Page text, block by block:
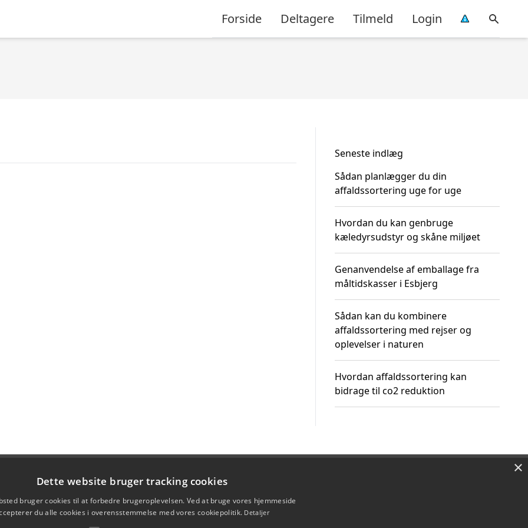
Forside Deltagere Tilmeld Login
Seneste indlæg
Sådan planlægger du din
affaldssortering uge for uge
Hvordan du kan genbruge
kæledyrsudstyr og skåne miljøet
Genanvendelse af emballage fra
måltidskasser i Esbjerg
Sådan kan du kombinere
affaldssortering med rejser og
oplevelser i naturen
Hvordan affaldssortering kan
bidrage til co2 reduktion
×
Dette website bruger tracking cookies
bruger cookies til at forbedre brugeroplevelsen. Ved at bruge vores hjemmeside
du alle cookies i overensstemmelse med vores cookiepolitik. Detaljer